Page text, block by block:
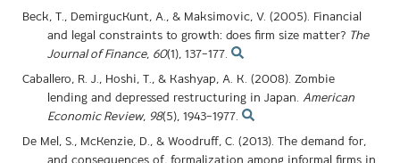
Beck, T., DemirgucKunt, A., & Maksimovic, V. (2005). Financial
and legal constraints to growth: does firm size matter? The
Journal of Finance, 60(1), 137–177.
Caballero, R. J., Hoshi, T., & Kashyap, A. K. (2008). Zombie
lending and depressed restructuring in Japan. American
Economic Review, 98(5), 1943–1977.
De Mel, S., McKenzie, D., & Woodruff, C. (2013). The demand for,